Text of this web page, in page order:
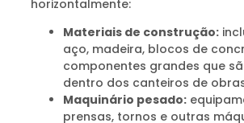
horizontalmente:
Materiais de construção:
aço, madeira, blocos de
componentes grandes que
dentro dos canteiros de
Maquinário pesado:
prensas, tornos e outras